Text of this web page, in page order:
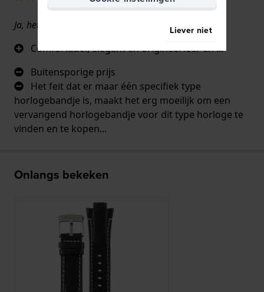
Ja, het is geweldig
Comfortabel, elegant en origineel leer en ...
Buitensporige prijs
Het feit dat er maar één specifiek type
horlogebandje is, maakt het erg moeilijk om een
vervangend horlogebandje voor dit type horloge te
vinden en te kopen...
Onlangs bekeken
Liever niet